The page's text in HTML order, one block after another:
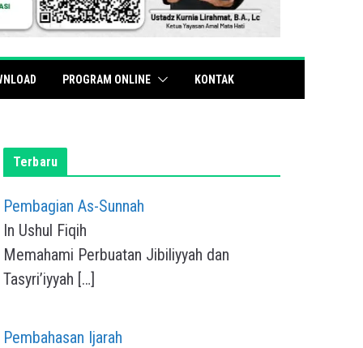
PROGRAM ONLINE KONTAK
Terbaru
Pembagian As-Sunnah
In Ushul Fiqih
Memahami Perbuatan Jibiliyyah dan
Tasyri’iyyah […]
Pembahasan Ijarah